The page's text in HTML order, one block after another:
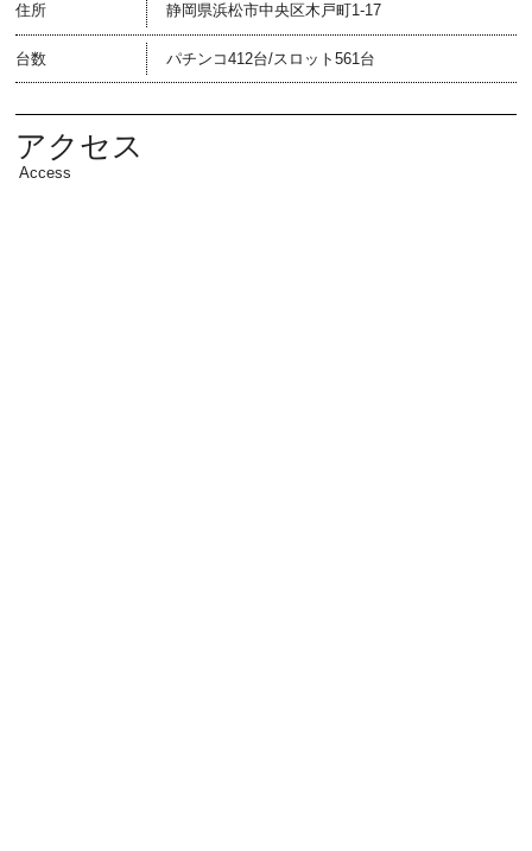
住所 静岡県浜松市中央区木戸町1-17
台数 パチンコ412台/スロット561台
アクセス
Access